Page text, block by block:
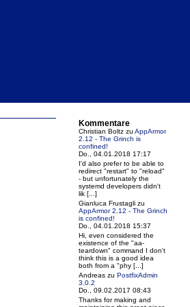
Kommentare
Christian Boltz zu AppArmor
2.12 - The Grinch is
confined!
Do., 04.01.2018 17:17
I'd also prefer to be able to
redirect "restart" to "reload"
- but unfortunately the
systemd developers didn't
lik [...]
Gianluca Frustagli zu
AppArmor 2.12 - The Grinch
is confined!
Do., 04.01.2018 15:37
Hi, even considered the
existence of the "aa-
teardown" command I don't
think this is a good idea
both from a "phy [...]
Andreas zu PostfixAdmin
3.0.2
Do., 09.02.2017 08:43
Thanks for making and